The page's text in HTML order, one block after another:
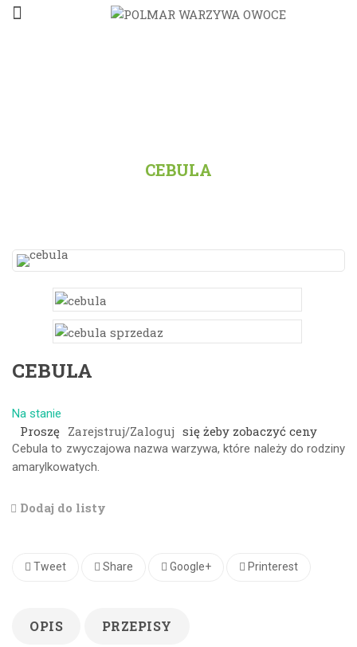
CEBULA
CEBULA
Na stanie
Proszę Zarejstruj/Zaloguj się żeby zobaczyć ceny
Cebula to zwyczajowa nazwa warzywa, które należy do rodziny
amarylkowatych.
Dodaj do listy
Tweet Share Google+ Printerest
OPIS PRZEPISY